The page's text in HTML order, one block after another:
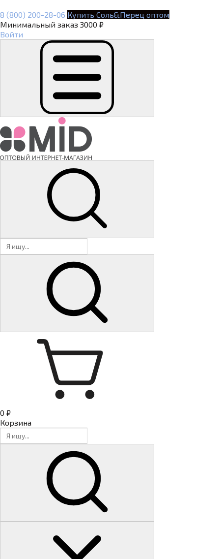
8 (800) 200-28-06 Купить Соль&Перец оптом
Минимальный заказ 3000 ₽
Войти
0 ₽
Корзина